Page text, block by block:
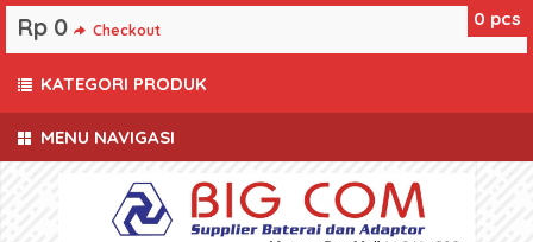
MENU NAVIGASI
0 pcs
Rp 0 Checkout
KATEGORI PRODUK